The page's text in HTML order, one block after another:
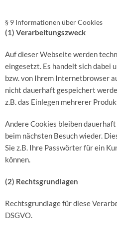
§ 9 Informationen über Cookies
(1) Verarbeitungszweck
Auf dieser Webseite werden
eingesetzt. Es handelt sich dabei
bzw. von Ihrem Internetbrowser
nicht dauerhaft gespeichert
z.B. das Einlegen mehrerer
Andere Cookies bleiben
beim nächsten Besuch wieder.
Sie z.B. Ihre Passwörter für ein
können.
(2) Rechtsgrundlagen
Rechtsgrundlage für diese
DSGVO.